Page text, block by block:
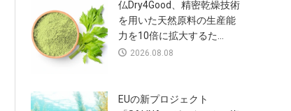
仏Dry4Good、精密乾燥技術
を用いた天然原料の生産能
力を10倍に拡大するた...
2026.08.08
EUの新プロジェクト